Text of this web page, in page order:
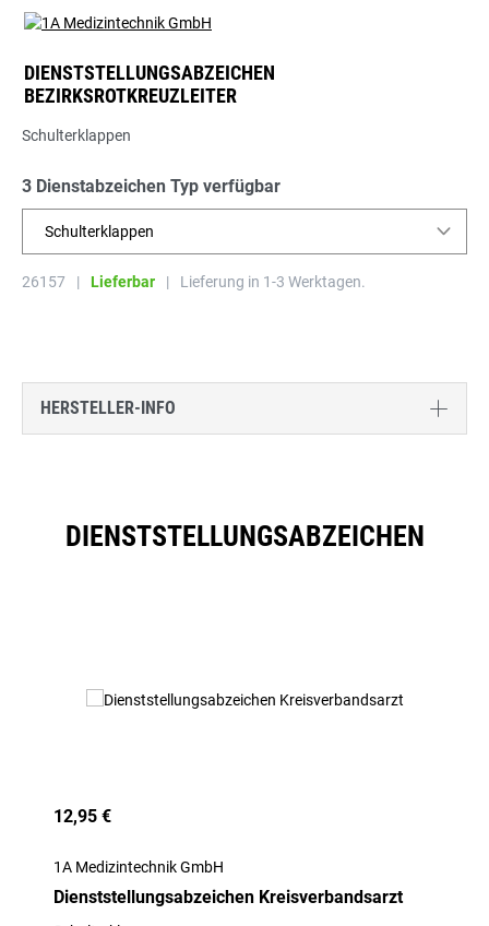
DIENSTSTELLUNGSABZEICHEN
BEZIRKSROTKREUZLEITER
Schulterklappen
3 Dienstabzeichen Typ verfügbar
Schulterklappen
26157 | Lieferbar | Lieferung in 1-3 Werktagen.
HERSTELLER-INFO
DIENSTSTELLUNGSABZEICHEN
12,95 €
1A Medizintechnik GmbH
Dienststellungsabzeichen Kreisverbandsarzt